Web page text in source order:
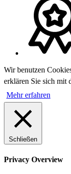
Wir benutzen
erklären Sie sich mit
Mehr erfahren
Schließen
Privacy Overview